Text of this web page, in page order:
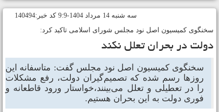
سه شنبه 14 مرداد 1404-9:9 کد خبر:140494
کمیسیون اصل نود مجلس شورای اسلامی تاکید کرد:
در بحران تعلل نکند
سخنگوی کمیسیون اصل نود مجلس گفت: متاسفانه این
روزها رسم شده که تصمیم‌گیران دولت، رفع مشکلات
را در تعطیلی و تعلل می‌بینند،خواستار ورود قاطعانه و
فوری دولت به این بحران هستیم.